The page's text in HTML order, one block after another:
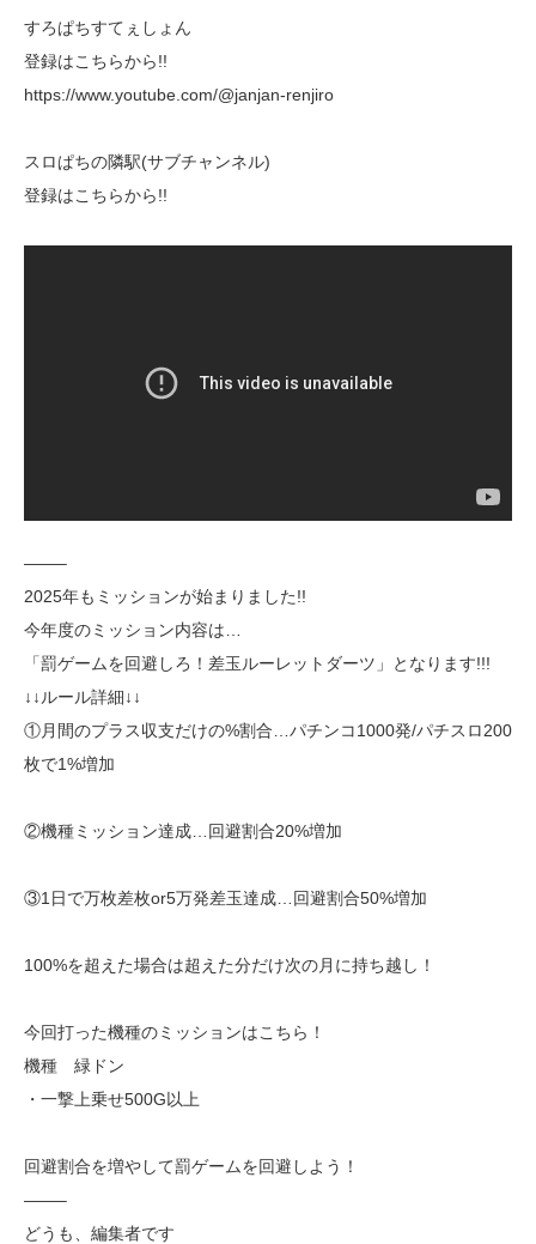
すろぱちすてぇしょん
登録はこちらから!!
https://www.youtube.com/@janjan-renjiro
スロぱちの隣駅(サブチャンネル)
登録はこちらから!!
——–
2025年もミッションが始まりました!!
今年度のミッション内容は…
「罰ゲームを回避しろ！差玉ルーレットダーツ」となります!!!
↓↓ルール詳細↓↓
①月間のプラス収支だけの%割合…パチンコ1000発/パチスロ200
枚で1%増加
②機種ミッション達成…回避割合20%増加
③1日で万枚差枚or5万発差玉達成…回避割合50%増加
100%を超えた場合は超えた分だけ次の月に持ち越し！
今回打った機種のミッションはこちら！
機種 緑ドン
・一撃上乗せ500G以上
回避割合を増やして罰ゲームを回避しよう！
——–
どうも、編集者です